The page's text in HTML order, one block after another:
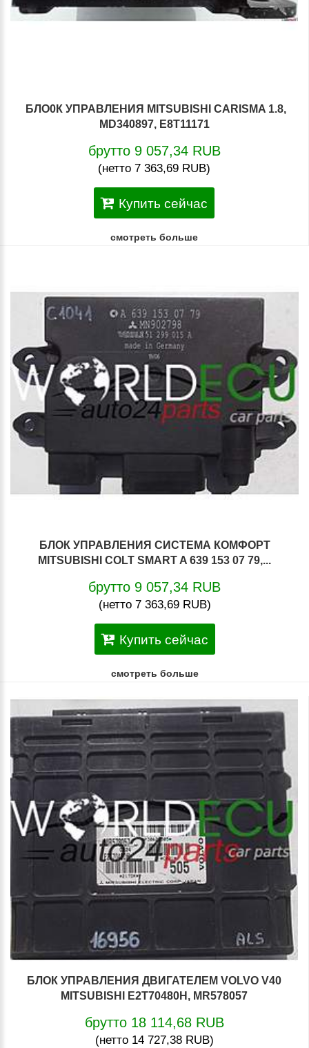
БЛО0К УПРАВЛЕНИЯ MITSUBISHI CARISMA 1.8,
MD340897, E8T11171
брутто 9 057,34 RUB
(нетто 7 363,69 RUB)
Купить сейчас
смотреть больше
БЛОК УПРАВЛЕНИЯ СИСТЕМА КОМФОРТ
MITSUBISHI COLT SMART A 639 153 07 79,...
брутто 9 057,34 RUB
(нетто 7 363,69 RUB)
Купить сейчас
смотреть больше
БЛОК УПРАВЛЕНИЯ ДВИГАТЕЛЕМ VOLVO V40
MITSUBISHI E2T70480H, MR578057
брутто 18 114,68 RUB
(нетто 14 727,38 RUB)